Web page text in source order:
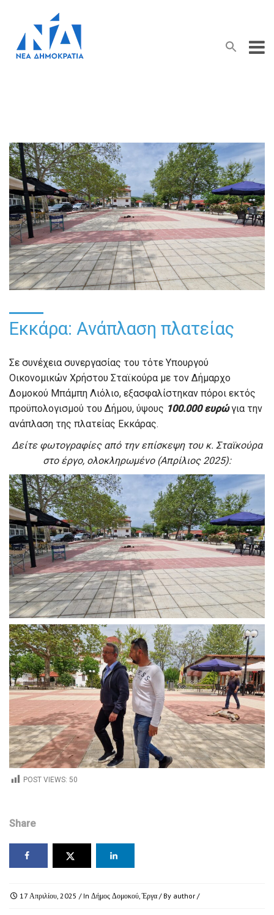
Search
Search Button
Εκκάρα: Ανάπλαση πλατείας
Σε συνέχεια συνεργασίας του τότε Υπουργού
Οικονομικών Χρήστου Σταϊκούρα με τον Δήμαρχο
Δομοκού Μπάμπη Λιόλιο, εξασφαλίστηκαν πόροι εκτός
προϋπολογισμού του Δήμου, ύψους 100.000 ευρώγια την
ανάπλαση της πλατείας Εκκάρας.
Δείτε φωτογραφίες από την επίσκεψη του κ. Σταϊκούρα
στο έργο, ολοκληρωμένο (Απρίλιος 2025):
POST VIEWS: 50
Share
17 Απριλίου, 2025 / In Δήμος Δομοκού ,Έργα / By author /